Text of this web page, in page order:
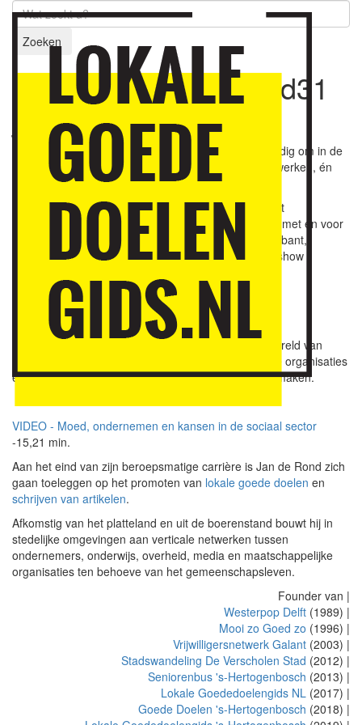
Zoeken
Afscheid Jan de Rond31
januari 2021
"Er is veel moed, doorzettingsvermogen en focus nodig om in de
sociale sector (de frontlinie van de samenleving) te werken, én
ondernemerschap, pionieren."
Dit zei Jan de Rond op 16 december 2020 tijdens het
noodgedwongen digitale afscheid na 50 jaar werken met en voor
vrijwilligers in de Noordoostpolder, Twente, West-Brabant,
Randstad en Oost-Brabant. Voor hem werd een TV-show
VIDEO - TV-show afscheid Jan de Rond- 1.18 uur
Zo'n 240 mensen uit binnen- en buitenland uit de wereld van
overheid, ondernemers, onderwijs, maatschappelijke organisaties
en media logden in om het digitale afscheid mee te maken.
VIDEO - Moed, ondernemen en kansen in de sociaal sector
-15,21 min.
Aan het eind van zijn beroepsmatige carrière is Jan de Rond zich
gaan toeleggen op het promoten van lokale goede doelen en
schrijven van artikelen.
Afkomstig van het platteland en uit de boerenstand bouwt hij in
stedelijke omgevingen aan verticale netwerken tussen
ondernemers, onderwijs, overheid, media en maatschappelijke
organisaties ten behoeve van het gemeenschapsleven.
Founder van |
Westerpop Delft (1989) |
Mooi zo Goed zo (1996) |
Vrijwilligersnetwerk Galant (2003) |
Stadswandeling De Verscholen Stad (2012) |
Seniorenbus 's-Hertogenbosch (2013) |
Lokale Goededoelengids NL (2017) |
Goede Doelen 's-Hertogenbosch (2018) |